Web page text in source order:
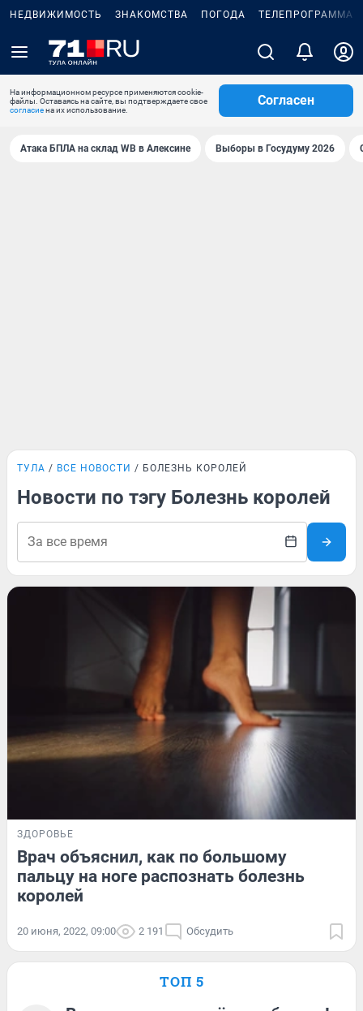
НЕДВИЖИМОСТЬ ЗНАКОМСТВА ПОГОДА ТЕЛЕПРОГРАММА
На информационном ресурсе применяются cookie-
файлы. Оставаясь на сайте, вы подтверждаете свое
согласиена их использование.
Согласен
Атака БПЛА на склад WB в Алексине Выборы в Госудуму 2026
ТУЛА ВСЕ НОВОСТИ БОЛЕЗНЬ КОРОЛЕЙ
Новости по тэгу Болезнь королей
ЗДОРОВЬЕ
Врач объяснил, как по большому
пальцу на ноге распознать болезнь
королей
20 июня, 2022, 09:00 2 191 Обсудить
ТОП 5